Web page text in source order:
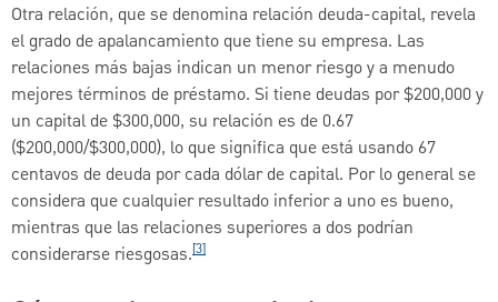
Otra relación, que se denomina relación deuda-capital, revela
el grado de apalancamiento que tiene su empresa. Las
relaciones más bajas indican un menor riesgo y a menudo
mejores términos de préstamo. Si tiene deudas por $200,000 y
un capital de $300,000, su relación es de 0.67
($200,000/$300,000), lo que significa que está usando 67
centavos de deuda por cada dólar de capital. Por lo general se
considera que cualquier resultado inferior a uno es bueno,
mientras que las relaciones superiores a dos podrían
considerarse riesgosas.[3]